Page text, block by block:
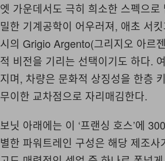
엣 가운데서도 극히 희소한 스펙으
밀한 기계공학이 어우러져, 애초 서
시의 Grigio Argento(그리지오 아르
적 비전을 기리는 선택이기도 하다.
지며, 차량은 문화적 상징성을 한층
무이한 교차점으로 자리매김한다.
보닛 아래에는 이 ‘프랜싱 호스’에
별한 파워트레인 구성은 해당 제조